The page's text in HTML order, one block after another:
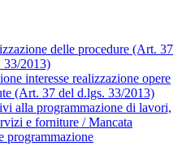
delle procedure (Art. 37
33/2013)
interesse realizzazione opere
(Art. 37 del d.lgs. 33/2013)
alla programmazione di lavori,
e forniture / Mancata
programmazione